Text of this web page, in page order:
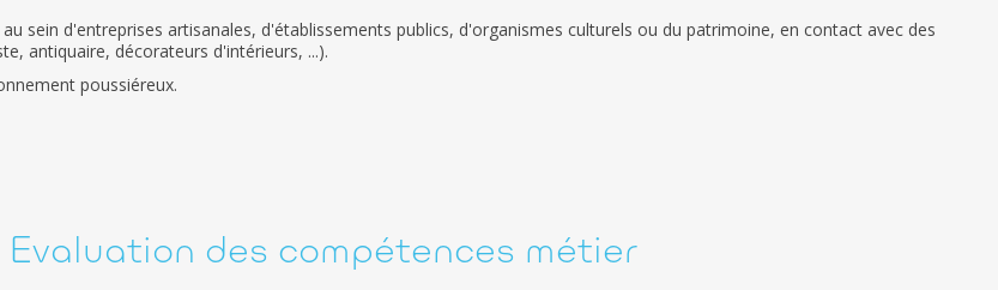
sein d'entreprises artisanales, d'établissements publics, d'organismes culturels ou du patrimoine, en contact avec des
antiquaire, décorateurs d'intérieurs, ...).
poussiéreux.
Evaluation des compétences métier